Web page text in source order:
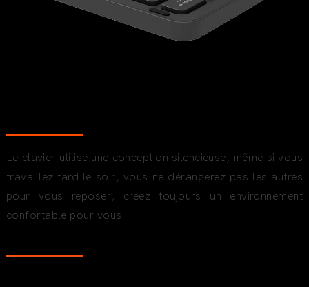
Le clavier utilise une conception silencieuse, même si vous
travaillez tard le soir, vous ne dérangerez pas les autres
pour vous reposer, créez toujours un environnement
confortable pour vous